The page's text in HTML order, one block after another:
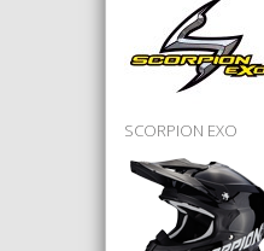
SCORPION EXO